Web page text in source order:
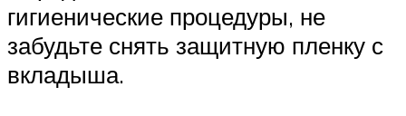
гигиенические процедуры, не
забудьте снять защитную пленку с
вкладыша.